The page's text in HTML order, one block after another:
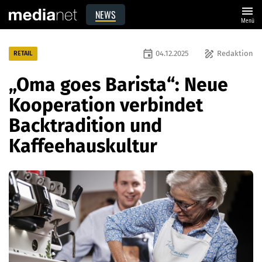
NEWS menu
Menü
RETAIL draw Redaktion
event 04.12.2025
„Oma goes Barista“: Neue
Kooperation verbindet
Backtradition und
Kaffeehauskultur